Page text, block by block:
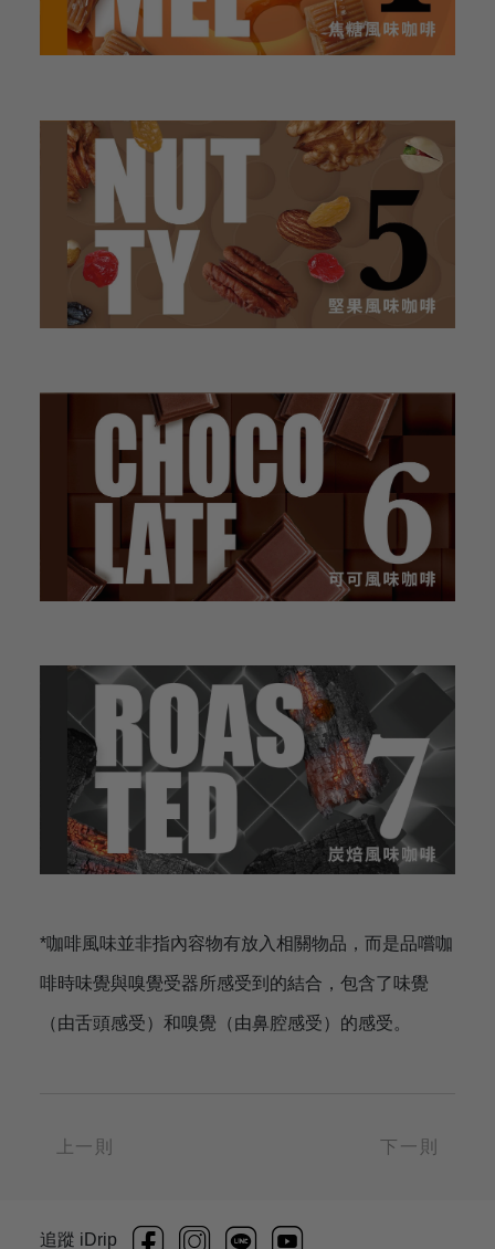
*咖啡風味並非指內容物有放入相關物品，而是品嚐咖
啡時味覺與嗅覺受器所感受到的結合，包含了味覺
（由舌頭感受）和嗅覺（由鼻腔感受）的感受。
上一則 下一則
追蹤 iDrip